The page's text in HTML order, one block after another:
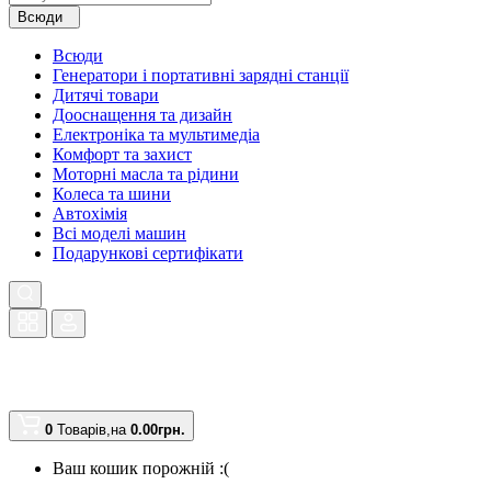
Всюди
Всюди
Генератори і портативні зарядні станції
Дитячі товари
Дооснащення та дизайн
Електроніка та мультимедіа
Комфорт та захист
Моторні масла та рідини
Колеса та шини
Автохімія
Всі моделі машин
Подарункові сертифікати
0 Товарів,на 0.00грн.
Ваш кошик порожній :(